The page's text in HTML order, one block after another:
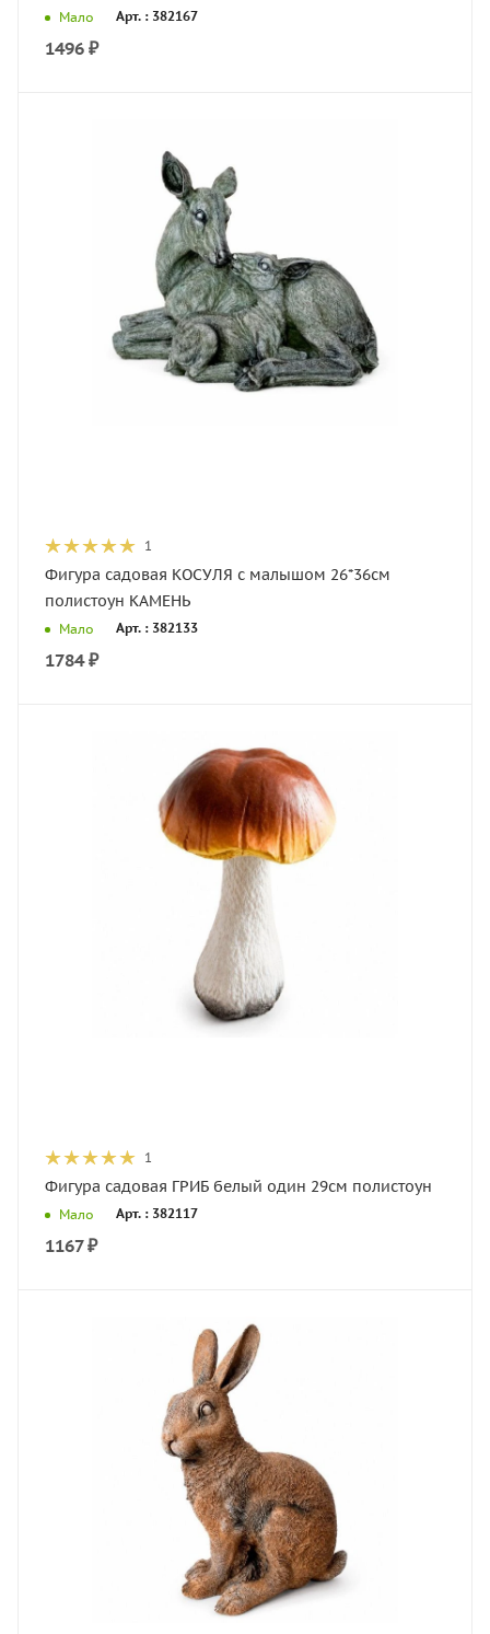
Мало Арт. : 382167
1496 ₽
1
Фигура садовая КОСУЛЯ с малышом 26*36см
полистоун КАМЕНЬ
Мало Арт. : 382133
1784₽
1
Фигура садовая ГРИБ белый один 29см полистоун
Мало Арт. : 382117
1167₽